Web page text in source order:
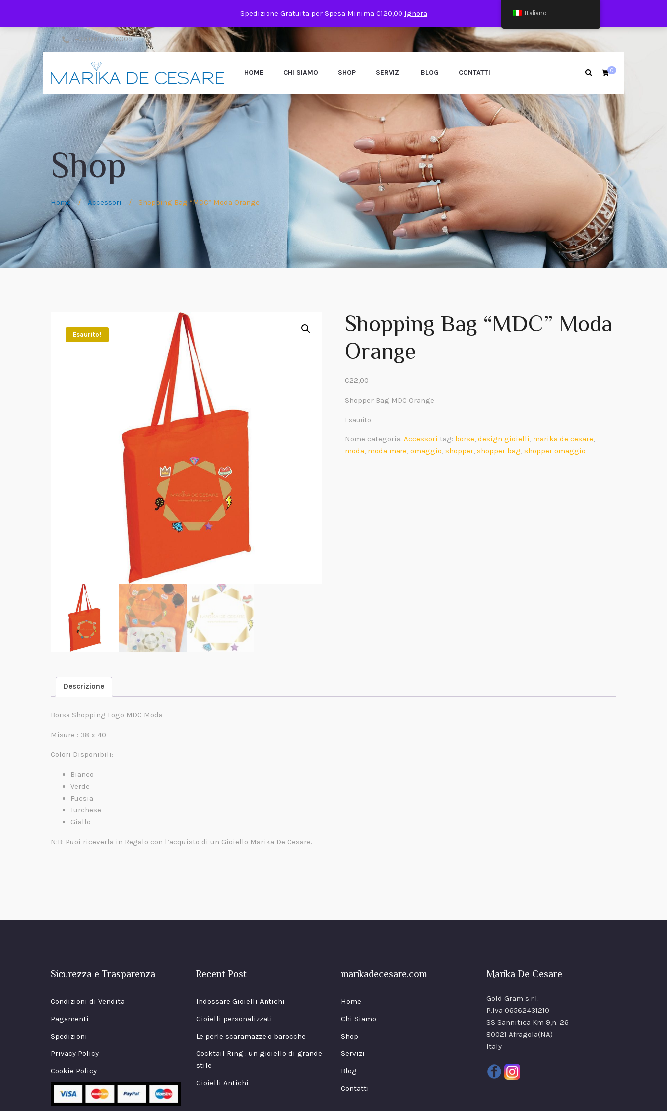
Spedizione Gratuita per Spesa Minima €120,00 Ignora
+39 081 19976009
HOME CHI SIAMO SHOP SERVIZI BLOG CONTATTI 0
Shop
Home / Accessori / Shopping Bag “MDC” Moda Orange
Esaurito! Shopping Bag “MDC” Moda
Orange
€22,00
Shopper Bag MDC Orange
Esaurito
Nome categoria. Accessori tag: borse, design gioielli, marika de cesare,
moda, moda mare, omaggio, shopper, shopper bag, shopper omaggio
Descrizione
Borsa Shopping Logo MDC Moda
Misure : 38 x 40
Colori Disponibili:
Bianco
Verde
Fucsia
Turchese
Giallo
N:B: Puoi riceverla in Regalo con l’acquisto di un Gioiello Marika De Cesare.
Sicurezza e Trasparenza
Condizioni di Vendita
Pagamenti
Spedizioni
Privacy Policy
Cookie Policy
Recent Post
Indossare Gioielli Antichi
Gioielli personalizzati
Le perle scaramazze o barocche
Cocktail Ring : un gioiello di grande
stile
Gioielli Antichi
marikadecesare.com
Home
Chi Siamo
Shop
Servizi
Blog
Contatti
Marika De Cesare
Gold Gram s.r.l.
P.Iva 06562431210
SS Sannitica Km 9,n. 26
80021 Afragola(NA)
Italy
Italiano